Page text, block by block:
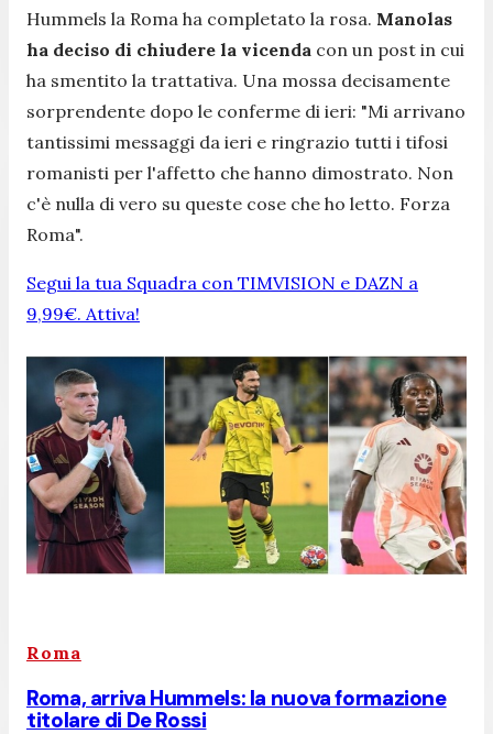
Hummels la Roma ha completato la rosa. Manolas
ha deciso di chiudere la vicenda con un post in cui
ha smentito la trattativa. Una mossa decisamente
sorprendente dopo le conferme di ieri: "Mi arrivano
tantissimi messaggi da ieri e ringrazio tutti i tifosi
romanisti per l'affetto che hanno dimostrato. Non
c'è nulla di vero su queste cose che ho letto. Forza
Roma".
Segui la tua Squadra con TIMVISION e DAZN a
9,99€. Attiva!
Roma
Roma, arriva Hummels: la nuova formazione
titolare di De Rossi